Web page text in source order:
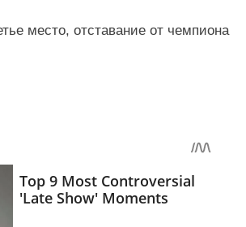
место, отставание от чемпиона